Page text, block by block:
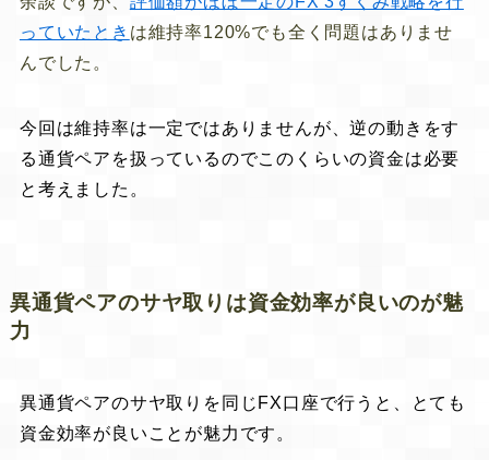
っていたとき は維持率120%でも全く問題はありませ
んでした。
今回は維持率は一定ではありませんが、逆の動きをす
る通貨ペアを扱っているのでこのくらいの資金は必要
と考えました。
異通貨ペアのサヤ取りは資金効率が良いのが魅
力
異通貨ペアのサヤ取りを同じFX口座で行うと、とても
資金効率が良いことが魅力です。